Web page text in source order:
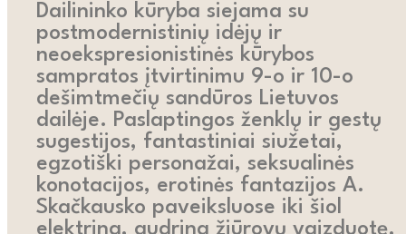
Dailininko kūryba siejama su
postmodernistinių idėjų ir
neoekspresionistinės kūrybos
sampratos įtvirtinimu 9-o ir 10-o
dešimtmečių sandūros Lietuvos
dailėje. Paslaptingos ženklų ir gestų
sugestijos, fantastiniai siužetai,
egzotiški personažai, seksualinės
konotacijos, erotinės fantazijos A.
Skačkausko paveiksluose iki šiol